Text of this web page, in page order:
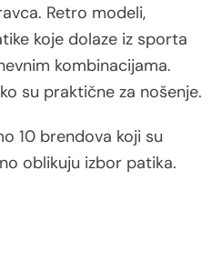
Retro modeli,
koje dolaze iz sporta
kombinacijama.
su praktične za nošenje.
10 brendova koji su
oblikuju izbor patika.